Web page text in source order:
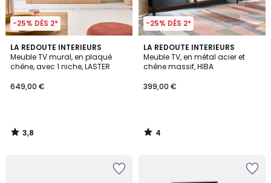
-25% DÈS 2*
LA REDOUTE INTERIEURS
Meuble TV mural, en plaqué
chêne, avec 1 niche, LASTER
649,00 €
3,8
/ 5
3,8
/
-25% DÈS 2*
LA REDOUTE INTERIEURS
Meuble TV, en métal acier et
chêne massif, HIBA
399,00 €
4
/
5
4
/